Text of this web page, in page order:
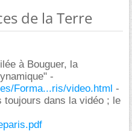
de la Terre
à Bouguer, la
-
Forma...ris/video.html -
toujours dans la vidéo ; le